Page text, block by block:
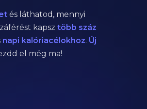
és láthatod, mennyi
kapsz több száz
napi kalóriacélokhoz. Új
el még ma!